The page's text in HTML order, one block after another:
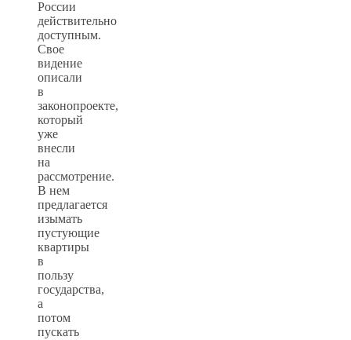
России
действительно
доступным.
Свое
видение
описали
в
законопроекте,
который
уже
внесли
на
рассмотрение.
В нем
предлагается
изымать
пустующие
квартиры
в
пользу
государства,
а
потом
пускать